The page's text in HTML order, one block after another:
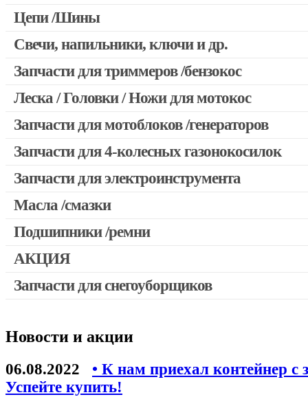
Запчасти для бензопил Husqvarna, Partner
Запчасти для бензопил Oleo-mac, Echo и др.
Цепи /Шины
Свечи, напильники, ключи и др.
Запчасти для триммеров /бензокос
Запчасти для Китайских триммеров
Запчасти для мотокос Stihl /Husqvarna /Oleo-mac /Echo и
Леска / Головки / Ножи для мотокос
Запчасти для мотоблоков /генераторов
Запчасти для 4-колесных газонокосилок
Запчасти для электроинструмента
Двигатели, редукторы для шуруповертов
Патроны для шуруповертов / перфораторов
Запчасти для перфораторов и отбойных молотков
Запчасти для УШМ (болгарок)
Конденсаторы
Якоря, статоры
Аккумуляторы, зарядные устройства
Масла /смазки
Подшипники /ремни
АКЦИЯ
Скидка 50%
Запчасти для снегоуборщиков
Новости и акции
06.08.2022
• К нам приехал контейнер с
Успейте купить!